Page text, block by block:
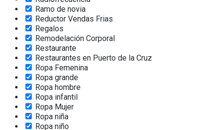
Ramo de novia
Reductor Vendas Frias
Regalos
Remodelación Corporal
Restaurante
Restaurantes en Puerto de la Cruz
Ropa Femenina
Ropa grande
Ropa hombre
Ropa infantil
Ropa Mujer
Ropa niña
Ropa niño